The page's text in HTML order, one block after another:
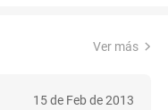
Ver más
15 de Feb de 2013